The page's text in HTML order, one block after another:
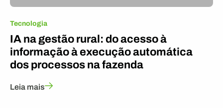
Tecnologia
IA na gestão rural: do acesso à
informação à execução automática
dos processos na fazenda
Leia mais